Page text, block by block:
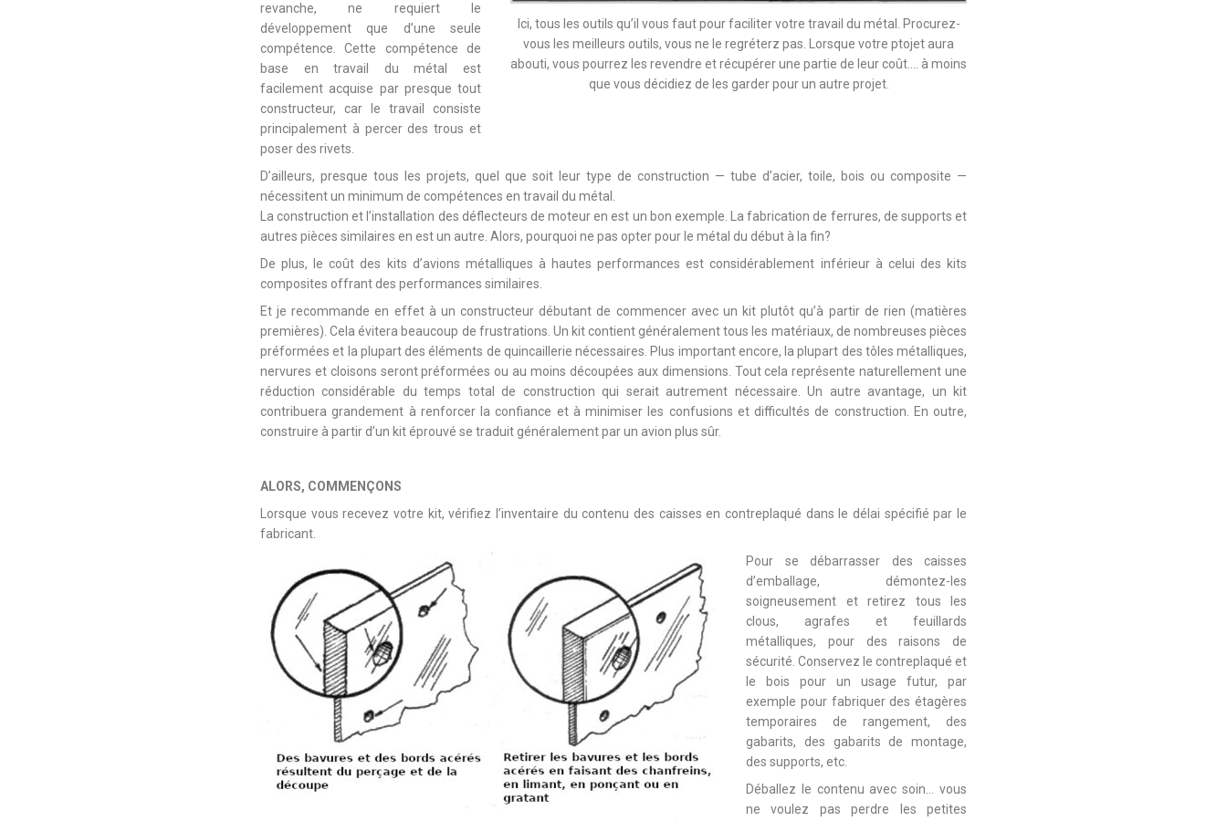
Ici, tous les outils qu’il vous faut pour faciliter votre travail du métal. Procurez-
vous les meilleurs outils, vous ne le regréterz pas. Lorsque votre ptojet aura
abouti, vous pourrez les revendre et récupérer une partie de leur coût…. à moins
que vous décidiez de les garder pour un autre projet.
revanche, ne requiert le
développement que d’une seule
compétence. Cette compétence de
base en travail du métal est
facilement acquise par presque tout
constructeur, car le travail consiste
principalement à percer des trous et
poser des rivets.
D’ailleurs, presque tous les projets, quel que soit leur type de construction — tube d’acier, toile, bois ou composite —
nécessitent un minimum de compétences en travail du métal.
La construction et l’installation des déflecteurs de moteur en est un bon exemple. La fabrication de ferrures, de supports et
autres pièces similaires en est un autre. Alors, pourquoi ne pas opter pour le métal du début à la fin?
De plus, le coût des kits d’avions métalliques à hautes performances est considérablement inférieur à celui des kits
composites offrant des performances similaires.
Et je recommande en effet à un constructeur débutant de commencer avec un kit plutôt qu’à partir de rien (matières
premières). Cela évitera beaucoup de frustrations. Un kit contient généralement tous les matériaux, de nombreuses pièces
préformées et la plupart des éléments de quincaillerie nécessaires. Plus important encore, la plupart des tôles métalliques,
nervures et cloisons seront préformées ou au moins découpées aux dimensions. Tout cela représente naturellement une
réduction considérable du temps total de construction qui serait autrement nécessaire. Un autre avantage, un kit
contribuera grandement à renforcer la confiance et à minimiser les confusions et difficultés de construction. En outre,
construire à partir d’un kit éprouvé se traduit généralement par un avion plus sûr.
ALORS, COMMENÇONS
Lorsque vous recevez votre kit, vérifiez l’inventaire du contenu des caisses en contreplaqué dans le délai spécifié par le
fabricant.
Pour se débarrasser des caisses
d’emballage, démontez-les
soigneusement et retirez tous les
clous, agrafes et feuillards
métalliques, pour des raisons de
sécurité. Conservez le contreplaqué et
le bois pour un usage futur, par
exemple pour fabriquer des étagères
temporaires de rangement, des
gabarits, des gabarits de montage,
des supports, etc.
Déballez le contenu avec soin… vous
ne voulez pas perdre les petites